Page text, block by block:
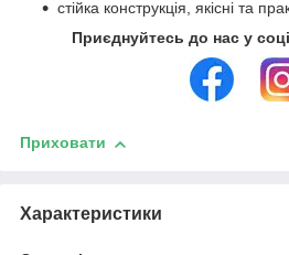
стійка конструкція, якісні та
Приєднуйтесь до нас у
Приховати
Характеристики